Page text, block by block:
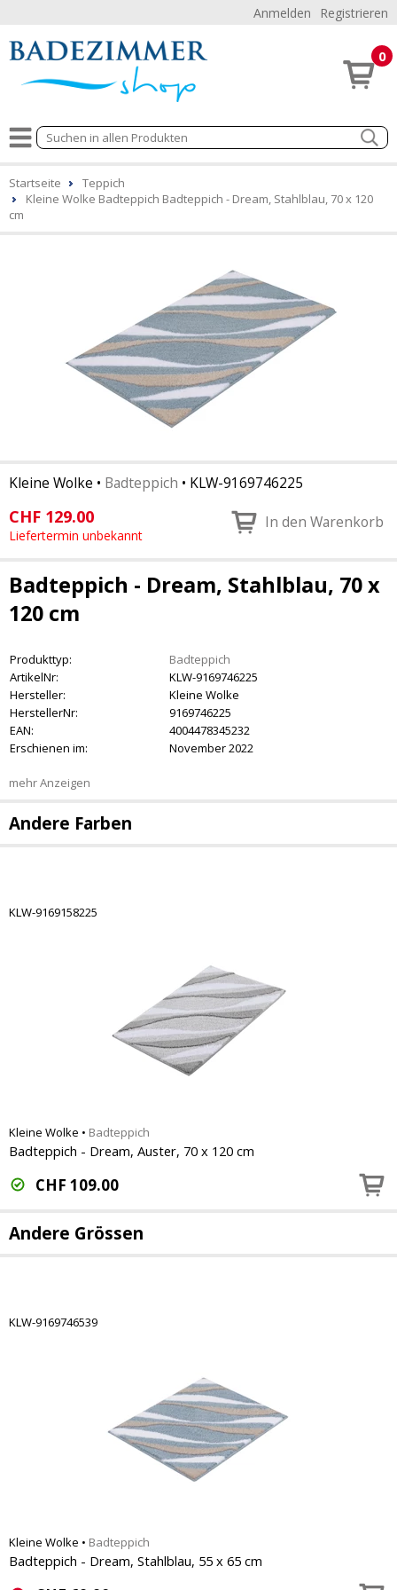
Anmelden Registrieren
0
Startseite
Teppich
Kleine Wolke Badteppich Badteppich - Dream, Stahlblau, 70 x 120
cm
Kleine Wolke • Badteppich • KLW-9169746225
CHF 129.00
Liefertermin unbekannt
In den Warenkorb
Badteppich - Dream, Stahlblau, 70 x
120 cm
Produkttyp:
Badteppich
ArtikelNr:
KLW-9169746225
Hersteller:
Kleine Wolke
HerstellerNr:
9169746225
EAN:
4004478345232
Erschienen im:
November 2022
mehr Anzeigen
Andere Farben
KLW-9169158225
Kleine Wolke • Badteppich
Badteppich - Dream, Auster, 70 x 120 cm
CHF 109.00
Andere Grössen
KLW-9169746539
Kleine Wolke • Badteppich
Badteppich - Dream, Stahlblau, 55 x 65 cm